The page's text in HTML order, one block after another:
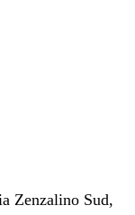
Zenzalino Sud,